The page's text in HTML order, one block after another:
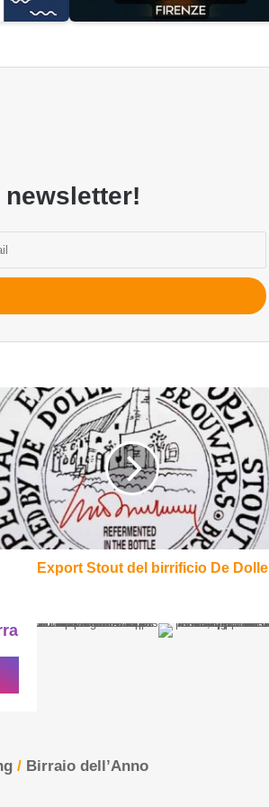
Extra Export Stout del birrificio De Dolle
/ Birraio dell’Anno